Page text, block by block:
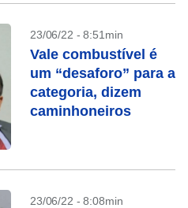
23/06/22 - 8:51min
Vale combustível é
um “desaforo” para a
categoria, dizem
caminhoneiros
23/06/22 - 8:08min